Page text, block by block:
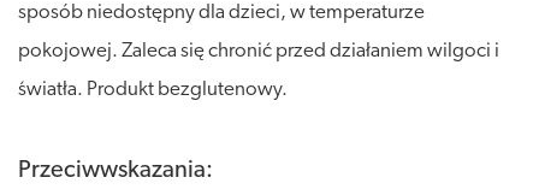
sposób niedostępny dla dzieci, w temperaturze
pokojowej. Zaleca się chronić przed działaniem wilgoci i
światła. Produkt bezglutenowy.
Przeciwwskazania: